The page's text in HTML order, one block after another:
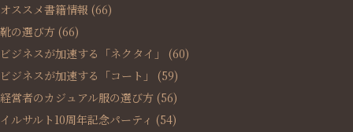
オススメ書籍情報 (66)
靴の選び方 (66)
ビジネスが加速する「ネクタイ」
(60)
ビジネスが加速する「コート」
(59)
経営者のカジュアル服の選び方 (56)
イルサルト10周年記念パーティ (54)